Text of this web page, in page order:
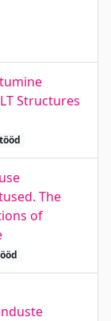
Structures
The
of